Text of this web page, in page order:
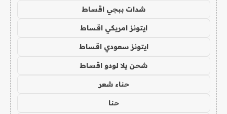
شدات ببجي اقساط
ايتونز امريكي اقساط
ايتونز سعودي اقساط
شحن يلا لودو اقساط
حناء شعر
حنا